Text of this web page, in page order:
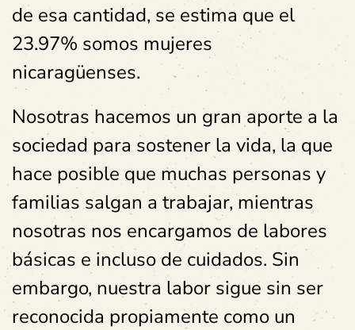
de esa cantidad, se estima que el
23.97% somos mujeres
nicaragüenses.
Nosotras hacemos un gran aporte a la
sociedad para sostener la vida, la que
hace posible que muchas personas y
familias salgan a trabajar, mientras
nosotras nos encargamos de labores
básicas e incluso de cuidados. Sin
embargo, nuestra labor sigue sin ser
reconocida propiamente como un